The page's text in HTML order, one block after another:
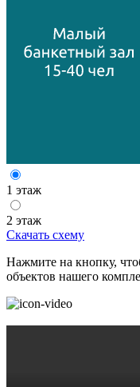
1 этаж
2 этаж
Скачать схему
Нажмите на кнопку,
объектов нашего